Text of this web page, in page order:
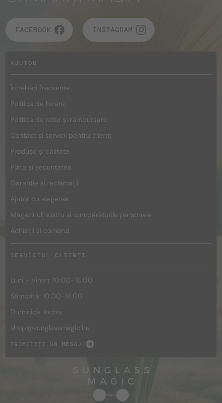
FACEBOOK INSTAGRAM
AJUTOR
Întrebări frecvente
Politica de livrare
Politica de retur și rambursare
Contact și servicii pentru clienți
Produse și calitate
Plata și securitatea
Garanție și reclamații
Ajutor cu alegerea
Magazinul nostru și cumpărăturile personale
Achiziții și comenzi
SERVICIUL CLIENȚI
Luni - Vineri: 10:00-18:00
Sâmbătă: 10:00-14:00
Duminică: închis
shop@sunglassmagic.hu
TRIMITEȚI UN MESAJ